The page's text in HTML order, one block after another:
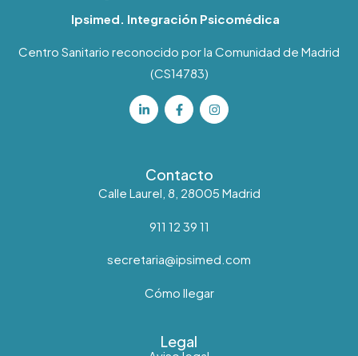
Ipsimed. Integración Psicomédica
Centro Sanitario reconocido por la Comunidad de Madrid
(CS14783)
Contacto
Calle Laurel, 8, 28005 Madrid
911 12 39 11
secretaria@ipsimed.com
Cómo llegar
Legal